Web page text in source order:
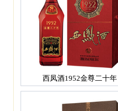
西凤酒1952金尊二十年